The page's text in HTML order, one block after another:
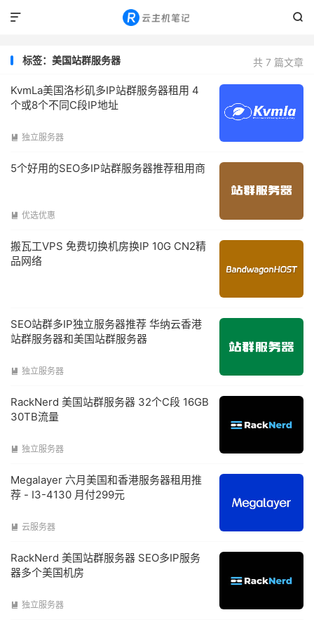


共 7 篇文章
标签：美国站群服务器
KvmLa美国洛杉矶多IP站群服务器租用 4
个或8个不同C段IP地址
 独立服务器
5个好用的SEO多IP站群服务器推荐租用商
 优选优惠
搬瓦工VPS 免费切换机房换IP 10G CN2精
品网络
SEO站群多IP独立服务器推荐 华纳云香港
站群服务器和美国站群服务器
 独立服务器
RackNerd 美国站群服务器 32个C段 16GB
30TB流量
 独立服务器
Megalayer 六月美国和香港服务器租用推
荐 - I3-4130 月付299元
 云服务器
RackNerd 美国站群服务器 SEO多IP服务
器多个美国机房
 独立服务器